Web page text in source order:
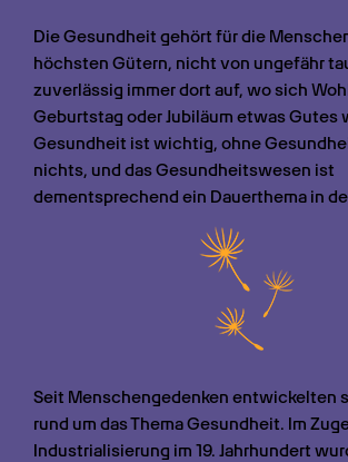
Die Gesundheit gehört für die
höchsten Gütern, nicht von ungefähr
zuverlässig immer dort auf, wo sich
Geburtstag oder Jubiläum etwas Gutes
Gesundheit ist wichtig, ohne
nichts, und das Gesundheitswesen ist
dementsprechend ein Dauerthema in
Seit Menschengedenken entwickelten
rund um das Thema Gesundheit. Im
Industrialisierung im 19. Jahrhundert